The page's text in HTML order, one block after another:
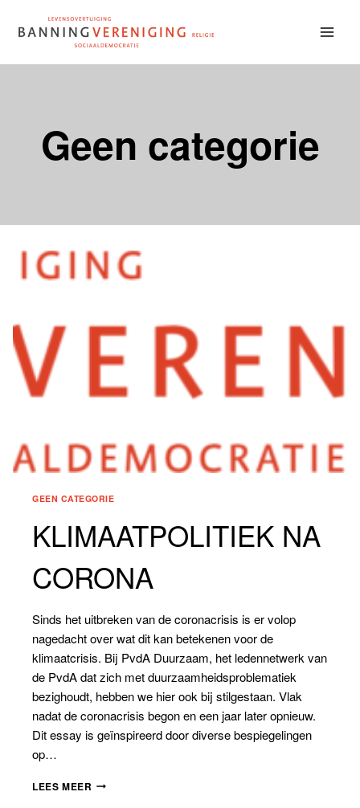
naar
Geen categorie
GEEN CATEGORIE
KLIMAATPOLITIEK NA
CORONA
Sinds het uitbreken van de coronacrisis is er volop
nagedacht over wat dit kan betekenen voor de
klimaatcrisis. Bij PvdA Duurzaam, het ledennetwerk van
de PvdA dat zich met duurzaamheidsproblematiek
bezighoudt, hebben we hier ook bij stilgestaan. Vlak
nadat de coronacrisis begon en een jaar later opnieuw.
Dit essay is geïnspireerd door diverse bespiegelingen
op…
LEES MEER KLIMAATPOLITIEK